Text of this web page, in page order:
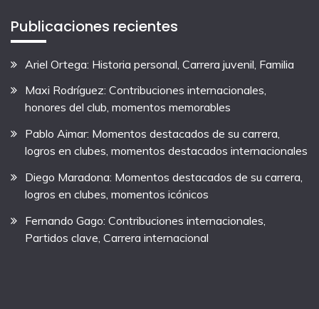
Publicaciones recientes
Ariel Ortega: Historia personal, Carrera juvenil, Familia
Maxi Rodríguez: Contribuciones internacionales,
honores del club, momentos memorables
Pablo Aimar: Momentos destacados de su carrera,
logros en clubes, momentos destacados internacionales
Diego Maradona: Momentos destacados de su carrera,
logros en clubes, momentos icónicos
Fernando Gago: Contribuciones internacionales,
Partidos clave, Carrera internacional